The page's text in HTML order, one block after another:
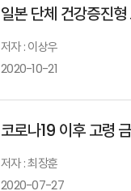
일본 단체 건강증진
저자 : 이상우
2020-10-21
코로나19 이후 고령
저자 : 최장훈
2020-07-27